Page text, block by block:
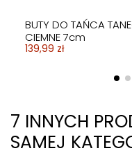
BUTY DO TAŃCA
CIEMNE 7cm
139,99 zł
7 INNYCH
SAMEJ